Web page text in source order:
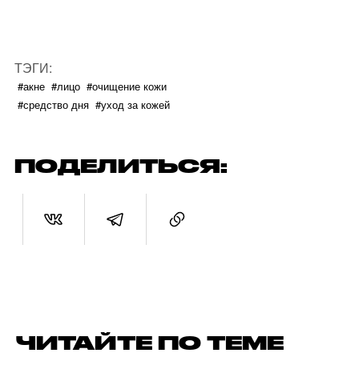
ТЭГИ:
#акне #лицо #очищение кожи
#средство дня #уход за кожей
ПОДЕЛИТЬСЯ:
ЧИТАЙТЕ ПО ТЕМЕ